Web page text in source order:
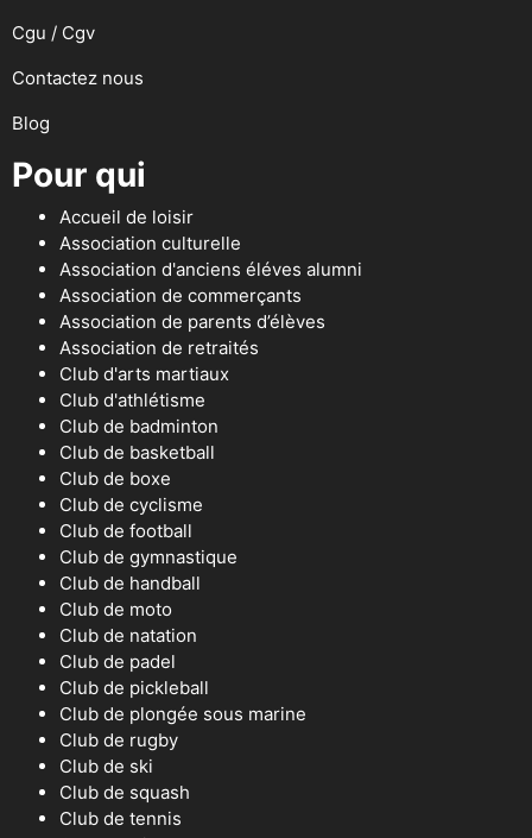
Cgu / Cgv
Contactez nous
Blog
Pour qui
Accueil de loisir
Association culturelle
Association d'anciens éléves alumni
Association de commerçants
Association de parents d’élèves
Association de retraités
Club d'arts martiaux
Club d'athlétisme
Club de badminton
Club de basketball
Club de boxe
Club de cyclisme
Club de football
Club de gymnastique
Club de handball
Club de moto
Club de natation
Club de padel
Club de pickleball
Club de plongée sous marine
Club de rugby
Club de ski
Club de squash
Club de tennis